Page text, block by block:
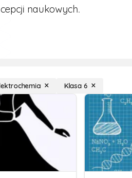
naukowych.
Klasa 6